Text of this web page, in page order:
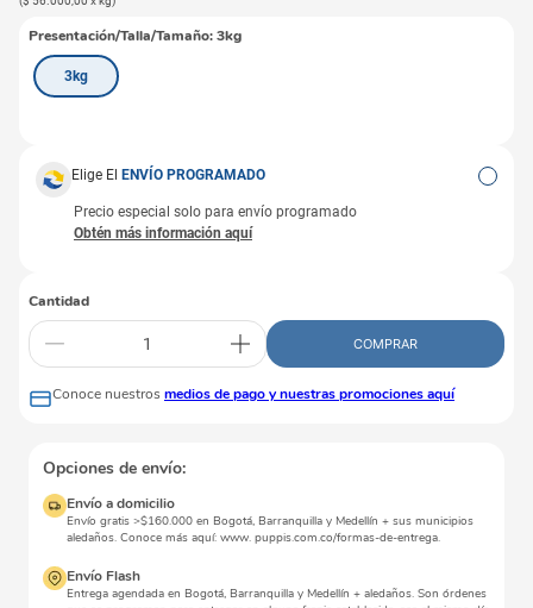
Presentación/Talla/Tamaño:3kg
3kg
Elige El ENVÍO PROGRAMADO
Precio especial solo para envío programado
Cantidad
COMPRAR
Conoce nuestros medios de pago y nuestras promociones aquí
Opciones de envío:
Envío a domicilio
Envío gratis >$160.000 en Bogotá, Barranquilla y Medellín + sus municipios
aledaños. Conoce más aquí: www. puppis.com.co/formas-de-entrega.
Envío Flash
Entrega agendada en Bogotá, Barranquilla y Medellín + aledaños. Son órdenes